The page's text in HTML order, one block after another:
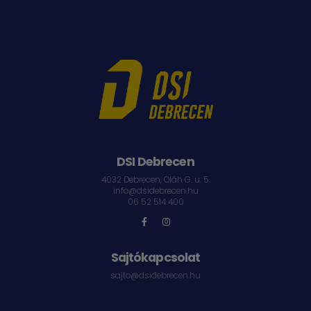
DSI Debrecen
4032 Debrecen, Oláh G. u. 5.
info@dsidebrecen.hu
06 52 514 400
Sajtókapcsolat
sajto@dsidebrecen.hu